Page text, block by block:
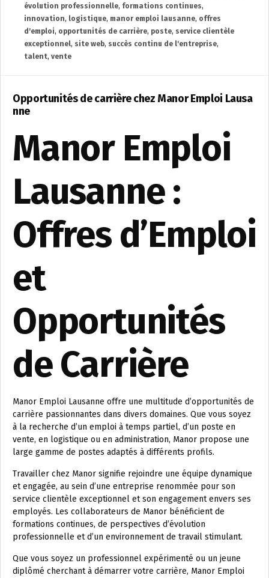
évolution professionnelle, formations continues,
innovation, logistique, manor emploi lausanne, offres
d'emploi, opportunités de carrière, poste, service clientèle
exceptionnel, site web, succès continu de l'entreprise,
talent, vente
Opportunités de carrière chez Manor Emploi Lausa
nne
Manor Emploi
Lausanne :
Offres d’Emploi
et
Opportunités
de Carrière
Manor Emploi Lausanne offre une multitude d’opportunités de
carrière passionnantes dans divers domaines. Que vous soyez
à la recherche d’un emploi à temps partiel, d’un poste en
vente, en logistique ou en administration, Manor propose une
large gamme de postes adaptés à différents profils.
Travailler chez Manor signifie rejoindre une équipe dynamique
et engagée, au sein d’une entreprise renommée pour son
service clientèle exceptionnel et son engagement envers ses
employés. Les collaborateurs de Manor bénéficient de
formations continues, de perspectives d’évolution
professionnelle et d’un environnement de travail stimulant.
Que vous soyez un professionnel expérimenté ou un jeune
diplômé cherchant à démarrer votre carrière, Manor Emploi